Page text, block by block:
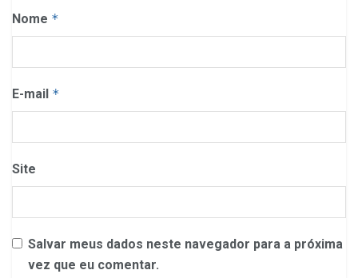
Nome *
E-mail *
Site
Salvar meus dados neste navegador para a próxima
vez que eu comentar.